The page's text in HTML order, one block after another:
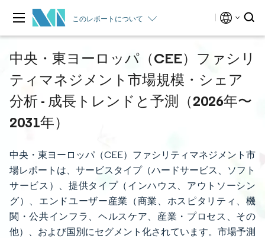
このレポートについて
中央・東ヨーロッパ（CEE）ファシリ
ティマネジメント市場規模・シェア
分析 - 成長トレンドと予測（2026年〜
2031年）
中央・東ヨーロッパ（CEE）ファシリティマネジメント市
場レポートは、サービスタイプ（ハードサービス、ソフト
サービス）、提供タイプ（インハウス、アウトソーシン
グ）、エンドユーザー産業（商業、ホスピタリティ、機
関・公共インフラ、ヘルスケア、産業・プロセス、その
他）、および国別にセグメント化されています。市場予測